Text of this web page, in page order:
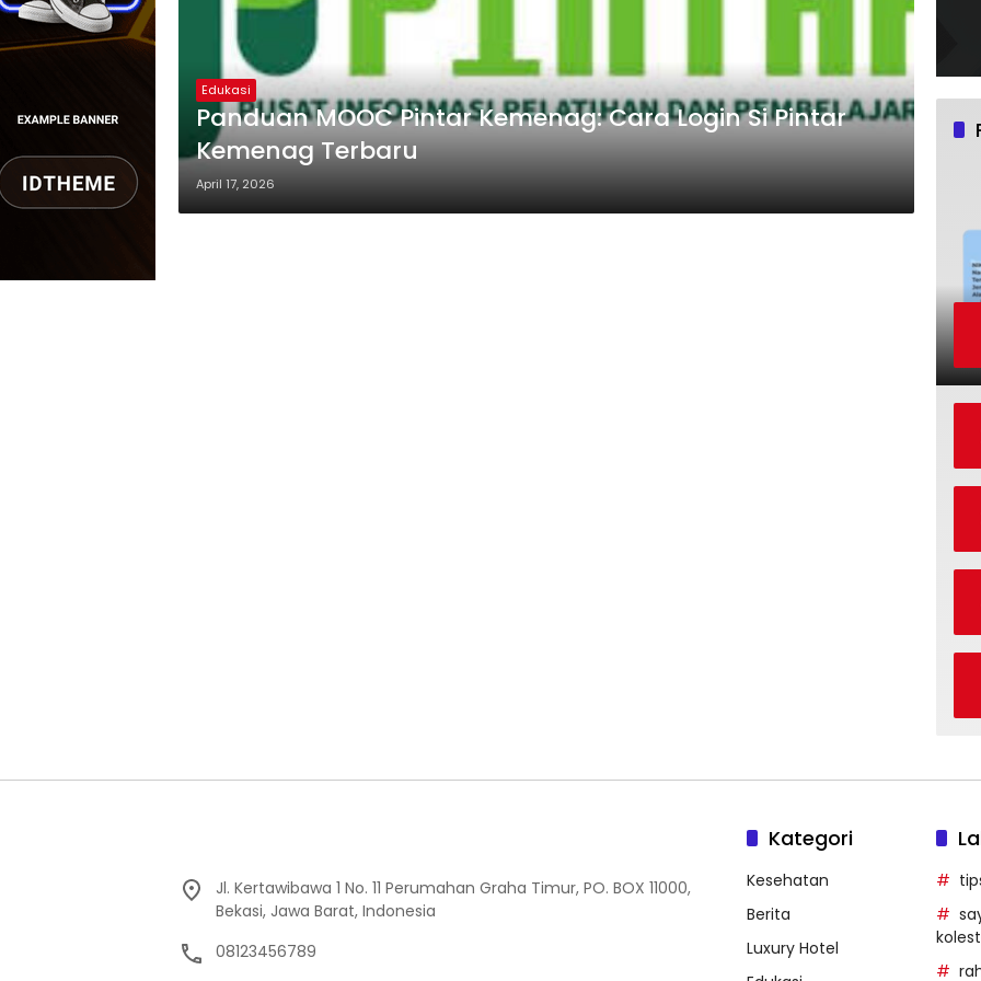
Edukasi
Panduan MOOC Pintar Kemenag: Cara Login Si Pintar
Kemenag Terbaru
April 17, 2026
Jl. Kertawibawa 1 No. 11 Perumahan Graha Timur, PO. BOX 11000,
Bekasi, Jawa Barat, Indonesia
08123456789
Kategori
Kesehatan
Berita
Luxury Hotel